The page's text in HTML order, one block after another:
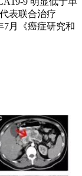
表联合治疗
7月《癌症研究和